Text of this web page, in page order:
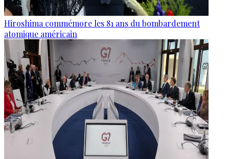
Hiroshima commémore les 81 ans du bombardement
atomique américain